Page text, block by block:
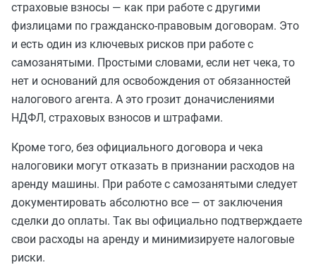
страховые взносы — как при работе с другими
физлицами по гражданско-правовым договорам. Это
и есть один из ключевых рисков при работе с
самозанятыми. Простыми словами, если нет чека, то
нет и оснований для освобождения от обязанностей
налогового агента. А это грозит доначислениями
НДФЛ, страховых взносов и штрафами.
Кроме того, без официального договора и чека
налоговики могут отказать в признании расходов на
аренду машины. При работе с самозанятыми следует
документировать абсолютно все — от заключения
сделки до оплаты. Так вы официально подтверждаете
свои расходы на аренду и минимизируете налоговые
риски.